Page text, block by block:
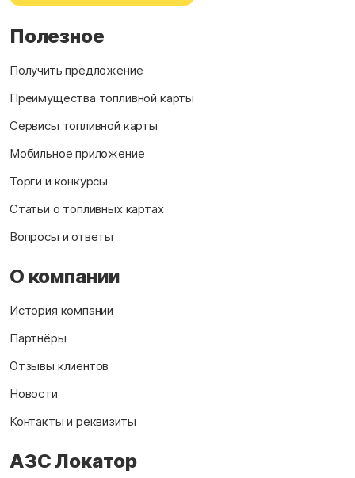
Полезное
Получить предложение
Преимущества топливной карты
Сервисы топливной карты
Мобильное приложение
Торги и конкурсы
Статьи о топливных картах
Вопросы и ответы
О компании
История компании
Партнёры
Отзывы клиентов
Новости
Контакты и реквизиты
АЗС Локатор